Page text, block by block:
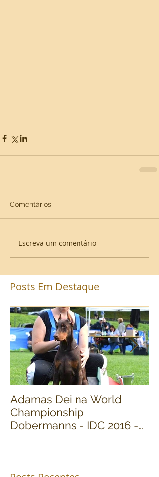
Comentários
Escreva um comentário
Posts Em Destaque
Adamas Dei na World
Championship
Dobermanns - IDC 2016 -